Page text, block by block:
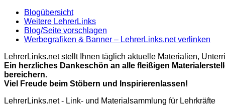
Blogübersicht
Weitere LehrerLinks
Blog/Seite vorschlagen
Werbegrafiken & Banner – LehrerLinks.net verlinken
LehrerLinks.net stellt Ihnen täglich aktuelle Materialien,
Ein herzliches Dankeschön an alle fleißigen
bereichern.
Viel Freude beim Stöbern und Inspirierenlassen!
LehrerLinks.net - Link- und Materialsammlung für Lehrkräfte